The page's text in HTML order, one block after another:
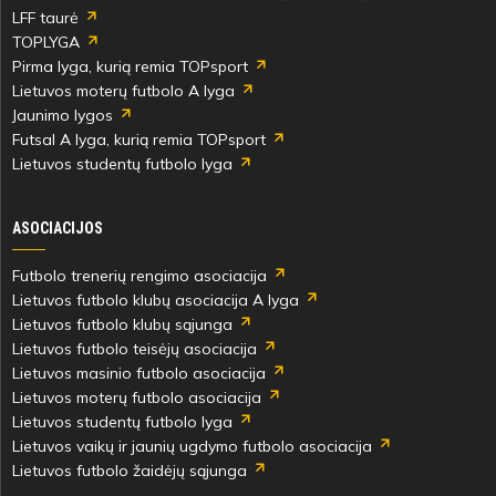
LFF taurė
TOPLYGA
Pirma lyga, kurią remia TOPsport
Lietuvos moterų futbolo A lyga
Jaunimo lygos
Futsal A lyga, kurią remia TOPsport
Lietuvos studentų futbolo lyga
ASOCIACIJOS
Futbolo trenerių rengimo asociacija
Lietuvos futbolo klubų asociacija A lyga
Lietuvos futbolo klubų sąjunga
Lietuvos futbolo teisėjų asociacija
Lietuvos masinio futbolo asociacija
Lietuvos moterų futbolo asociacija
Lietuvos studentų futbolo lyga
Lietuvos vaikų ir jaunių ugdymo futbolo asociacija
Lietuvos futbolo žaidėjų sąjunga